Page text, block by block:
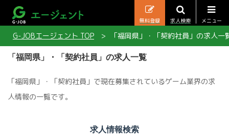
メニュー
求人検索
無料登録
G-JOBエージェント TOP 「福岡県」・「契約社員」の求人一
「福岡県」・「契約社員」の求人一覧
「福岡県」・「契約社員」で現在募集されているゲーム業界の求
人情報の一覧です。
求人情報検索